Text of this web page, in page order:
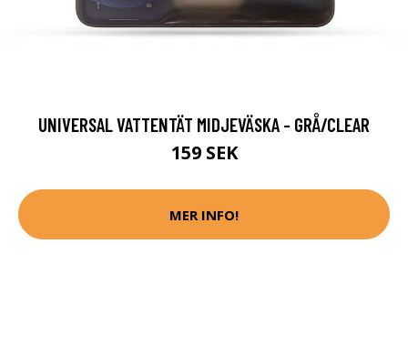
UNIVERSAL VATTENTÄT MIDJEVÄSKA - GRÅ/CLEAR
159 SEK
MER INFO!